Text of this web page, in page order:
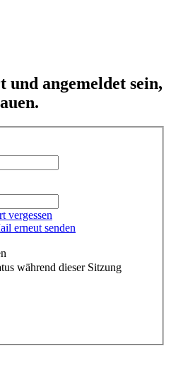
angemeldet sein,
vergessen
erneut senden
während dieser Sitzung